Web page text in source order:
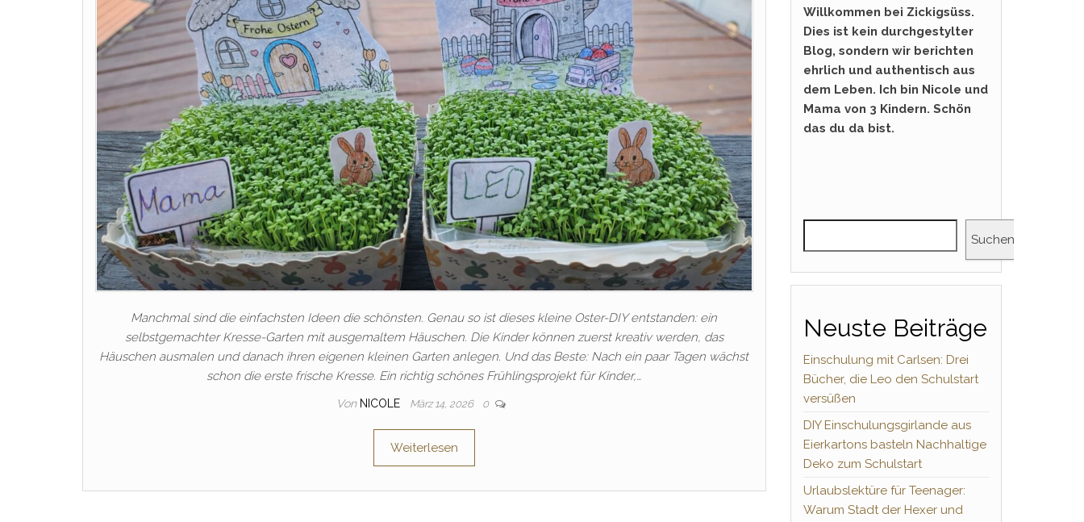
Manchmal sind die einfachsten Ideen die schönsten. Genau so ist dieses kleine Oster-DIY entstanden: ein
selbstgemachter Kresse-Garten mit ausgemaltem Häuschen. Die Kinder können zuerst kreativ werden, das
Häuschen ausmalen und danach ihren eigenen kleinen Garten anlegen. Und das Beste: Nach ein paar Tagen wächst
schon die erste frische Kresse. Ein richtig schönes Frühlingsprojekt für Kinder,…
Von NICOLE März 14, 2026 0
Weiterlesen
Willkommen bei Zickigsüss.
Dies ist kein durchgestylter
Blog, sondern wir berichten
ehrlich und authentisch aus
dem Leben. Ich bin Nicole und
Mama von 3 Kindern. Schön
das du da bist.
Suchen
Neuste Beiträge
Einschulung mit Carlsen: Drei
Bücher, die Leo den Schulstart
versüßen
DIY Einschulungsgirlande aus
Eierkartons basteln Nachhaltige
Deko zum Schulstart
Urlaubslektüre für Teenager:
Warum Stadt der Hexer und